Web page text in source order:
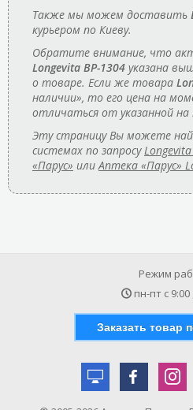
Также мы можем доставить
курьером по Киеву.
Обратите внимание, что
Longevita BP-1304 указана
о товаре. Если же товара
наличии», то его цена на
отличаться от указанной
Эту страницу Вы можете
системах по запросу
«Парус» илиАптека «Парус»
Режим
пн-пт с 9:00
Заказать товар